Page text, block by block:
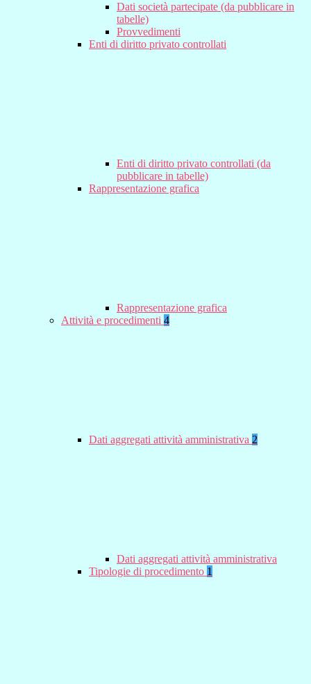
Dati società partecipate (da pubblicare in
tabelle)
Provvedimenti
Enti di diritto privato controllati
Enti di diritto privato controllati (da
pubblicare in tabelle)
Rappresentazione grafica
Rappresentazione grafica
Attività e procedimenti 4
Dati aggregati attività amministrativa 2
Dati aggregati attività amministrativa
Tipologie di procedimento 1